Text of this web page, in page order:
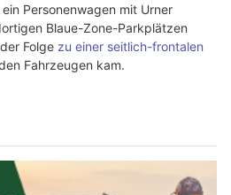
Personenwagen mit Urner
Blaue-Zone-Parkplätzen
Folge zu einer seitlich-frontalen
Fahrzeugen kam.